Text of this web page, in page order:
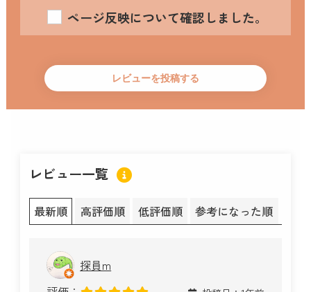
ページ反映について確認しました。
レビュー一覧
最新順 高評価順 低評価順 参考になった順
探員m